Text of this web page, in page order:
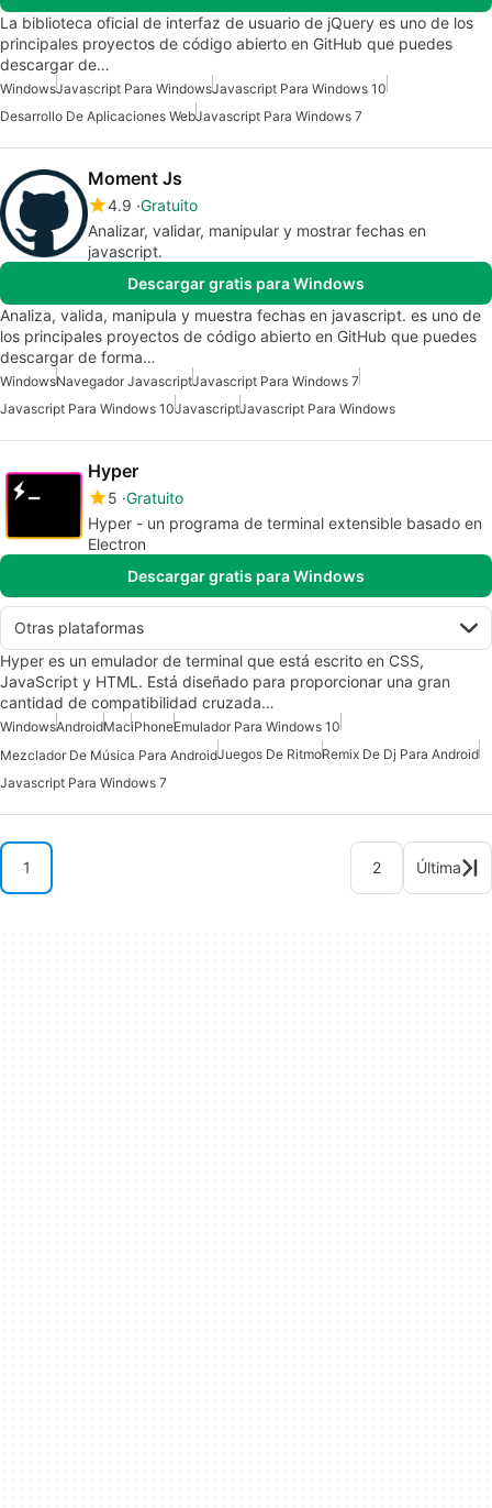
La biblioteca oficial de interfaz de usuario de jQuery es uno de los
principales proyectos de código abierto en GitHub que puedes
descargar de…
WindowsJavascript Para WindowsJavascript Para Windows 10
Desarrollo De Aplicaciones WebJavascript Para Windows 7
Moment Js
4.9 Gratuito
Analizar, validar, manipular y mostrar fechas en
javascript.
Descargar gratis para Windows
Analiza, valida, manipula y muestra fechas en javascript. es uno de
los principales proyectos de código abierto en GitHub que puedes
descargar de forma…
WindowsNavegador JavascriptJavascript Para Windows 7
Javascript Para Windows 10JavascriptJavascript Para Windows
Hyper
5 Gratuito
Hyper - un programa de terminal extensible basado en
Electron
Descargar gratis para Windows
Otras plataformas
Hyper es un emulador de terminal que está escrito en CSS,
JavaScript y HTML. Está diseñado para proporcionar una gran
cantidad de compatibilidad cruzada…
WindowsAndroidMaciPhoneEmulador Para Windows 10
Mezclador De Música Para AndroidJuegos De RitmoRemix De Dj Para Android
Javascript Para Windows 7
1 2 Última